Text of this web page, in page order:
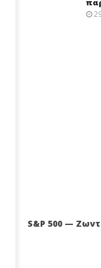
S&P 500 —